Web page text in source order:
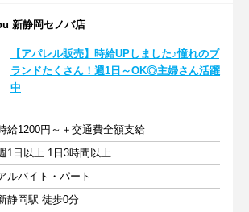
新静岡セノバ店
【アパレル販売】時給UPしました♪憧れのブ
ランドたくさん！週1日～OK◎主婦さん活躍
中
給1200円～＋交通費全額支給
1日以上 1日3時間以上
ルバイト・パート
静岡駅 徒歩0分